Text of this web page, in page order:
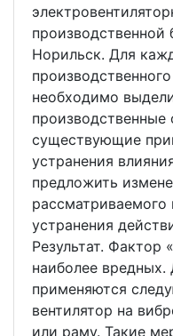
Норильск. Для
необходимо
существующие
устранения
предложить
устранения
Результат.
наиболее вредных.
применяются
вентилятор на
или раму. Такие